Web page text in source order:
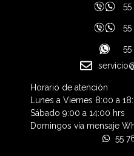
Horario de atención
Lunes a Viernes 8:00 a
Sábado 9:00 a 14:00 hrs
Domingos vía mensaje
55